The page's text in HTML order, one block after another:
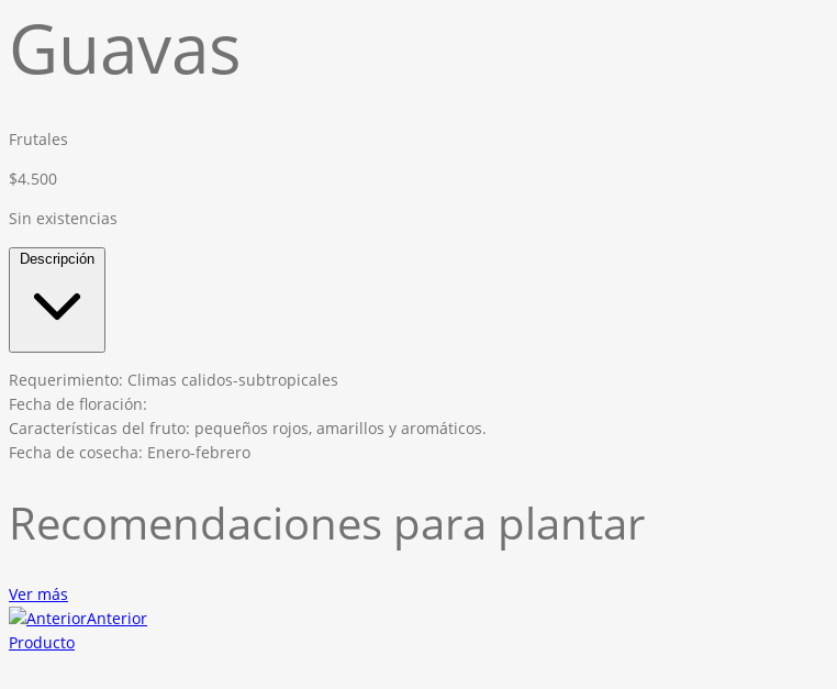
Guavas
Frutales
$4.500
Sin existencias
Descripción
Requerimiento: Climas calidos-subtropicales
Fecha de floración:
Características del fruto: pequeños rojos, amarillos y aromáticos.
Fecha de cosecha: Enero-febrero
Recomendaciones para plantar
Ver más
Anterior
Producto